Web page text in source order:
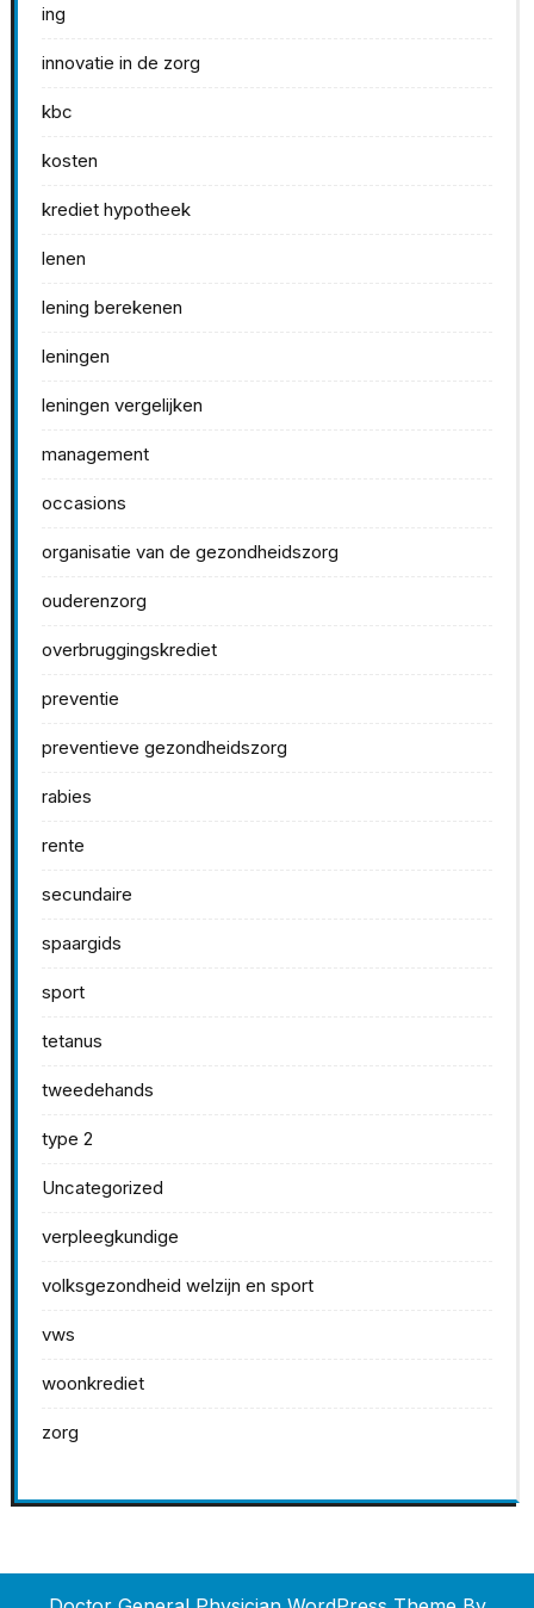
ing
innovatie in de zorg
kbc
kosten
krediet hypotheek
lenen
lening berekenen
leningen
leningen vergelijken
management
occasions
organisatie van de gezondheidszorg
ouderenzorg
overbruggingskrediet
preventie
preventieve gezondheidszorg
rabies
rente
secundaire
spaargids
sport
tetanus
tweedehands
type 2
Uncategorized
verpleegkundige
volksgezondheid welzijn en sport
vws
woonkrediet
zorg